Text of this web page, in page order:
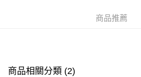
每筆HK$50.00，滿HK$350.00或以上免運費
付款後門市自取
商品推薦
商品相關分類 (2)